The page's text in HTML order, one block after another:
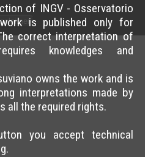
of INGV - Osservatorio
is published only for
correct interpretation of
knowledges and
owns the work and is
interpretations made by
all the required rights.
you accept technical